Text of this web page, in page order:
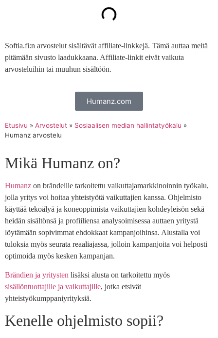
Softia.fi:n arvostelut sisältävät affiliate-linkkejä. Tämä auttaa meitä
pitämään sivusto laadukkaana. Affiliate-linkit eivät vaikuta
arvosteluihin tai muuhun sisältöön.
Humanz.com
Etusivu » Arvostelut » Sosiaalisen median hallintatyökalu »
Humanz arvostelu
Mikä Humanz on?
Humanz on brändeille tarkoitettu vaikuttajamarkkinoinnin työkalu,
jolla yritys voi hoitaa yhteistyötä vaikuttajien kanssa. Ohjelmisto
käyttää tekoälyä ja koneoppimista vaikuttajien kohdeyleisön sekä
heidän sisältönsä ja profiiliensa analysoimisessa auttaen yritystä
löytämään sopivimmat ehdokkaat kampanjoihinsa. Alustalla voi
tuloksia myös seurata reaaliajassa, jolloin kampanjoita voi helposti
optimoida myös kesken kampanjan.
Brändien ja yritysten lisäksi alusta on tarkoitettu myös
sisällöntuottajille ja vaikuttajille, jotka etsivät
yhteistyökumppaniyrityksiä.
Kenelle ohjelmisto sopii?